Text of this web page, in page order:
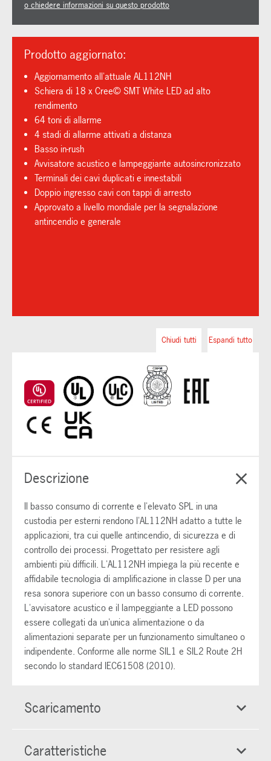
o chiedere informazioni su questo prodotto
Prodotto aggiornato:
Aggiornamento all'attuale AL112NH
Schiera di 18 x Cree© SMT White LED ad alto
rendimento
64 toni di allarme
4 stadi di allarme attivati a distanza
Basso in-rush
Avvisatore acustico e lampeggiante autosincronizzato
Terminali dei cavi duplicati e innestabili
Doppio ingresso cavi con tappi di arresto
Approvato a livello mondiale per la segnalazione
antincendio e generale
Espandi tutto
Chiudi tutti
Descrizione
Il basso consumo di corrente e l'elevato SPL in una
custodia per esterni rendono l'AL112NH adatto a tutte le
applicazioni, tra cui quelle antincendio, di sicurezza e di
controllo dei processi. Progettato per resistere agli
ambienti più difficili. L'AL112NH impiega la più recente e
affidabile tecnologia di amplificazione in classe D per una
resa sonora superiore con un basso consumo di corrente.
L'avvisatore acustico e il lampeggiante a LED possono
essere collegati da un'unica alimentazione o da
alimentazioni separate per un funzionamento simultaneo o
indipendente. Conforme alle norme SIL1 e SIL2 Route 2H
secondo lo standard IEC61508 (2010).
Scaricamento
Caratteristiche